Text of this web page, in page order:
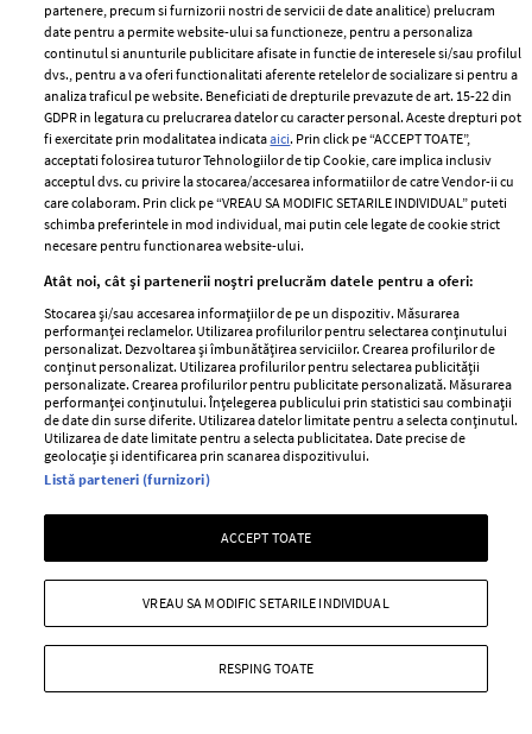
DOVE 27 mai 2011
Vara aceasta, Dove iti ofera cu 40% mai mult sampon
pentru ca tu sa te bucuri de tehnologia Dove Fibre
Actives la acelasi pret, dar cu 100 de ml gratis!
+ MAI MULTE
Gama Dove Men+Care: formula
superioara si ingrijire completa pentru
16 mai 2011
Dove stie ca pielea este o oglinda ce reflecta sanatatea
corpului si a creat gama Dove Men+Care, oferind
partenere, precum si furnizorii nostri de servicii de date analitice) prelucram
date pentru a permite website-ului sa functioneze, pentru a personaliza
continutul si anunturile publicitare afisate in functie de interesele si/sau profilul
dvs., pentru a va oferi functionalitati aferente retelelor de socializare si pentru a
analiza traficul pe website. Beneficiati de drepturile prevazute de art. 15-22 din
GDPR in legatura cu prelucrarea datelor cu caracter personal. Aceste drepturi pot
fi exercitate prin modalitatea indicataaici. Prin click pe “ACCEPT TOATE”,
acceptati folosirea tuturor Tehnologiilor de tip Cookie, care implica inclusiv
acceptul dvs. cu privire la stocarea/accesarea informatiilor de catre Vendor-ii cu
care colaboram. Prin click pe “VREAU SA MODIFIC SETARILE INDIVIDUAL” puteti
schimba preferintele in mod individual, mai putin cele legate de cookie strict
necesare pentru functionarea website-ului.
Atât noi, cât și partenerii noștri prelucrăm datele pentru a oferi:
Stocarea și/sau accesarea informațiilor de pe un dispozitiv. Măsurarea
performanței reclamelor. Utilizarea profilurilor pentru selectarea conținutului
personalizat. Dezvoltarea și îmbunătățirea serviciilor. Crearea profilurilor de
conținut personalizat. Utilizarea profilurilor pentru selectarea publicității
personalizate. Crearea profilurilor pentru publicitate personalizată. Măsurarea
performanței conținutului. Înțelegerea publicului prin statistici sau combinații
de date din surse diferite. Utilizarea datelor limitate pentru a selecta conținutul.
Utilizarea de date limitate pentru a selecta publicitatea. Date precise de
geolocație și identificarea prin scanarea dispozitivului.
Listă parteneri (furnizori)
ACCEPT TOATE
RESPING TOATE
VREAU SA MODIFIC SETARILE INDIVIDUAL